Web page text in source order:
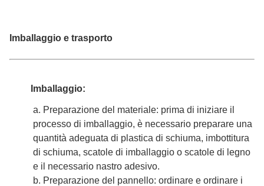
Imballaggio e trasporto
Imballaggio:
a. Preparazione del materiale: prima di iniziare il
processo di imballaggio, è necessario preparare una
quantità adeguata di plastica di schiuma, imbottitura
di schiuma, scatole di imballaggio o scatole di legno
e il necessario nastro adesivo.
b. Preparazione del pannello: ordinare e ordinare i